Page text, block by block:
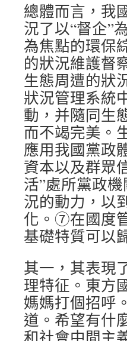
總體而言，我
況了以“督企”
為焦點的環保
的狀況維護督
生態周遭的狀
狀況管理系統
動，并隨同生
而不竭完美。
應用我國黨政
資本以及群眾
活”處所黨政
況的動力，以
化。⑦在國度
基礎特質可以
其一，其表現
理特征。東方
媽媽打個招呼
道。希望有什
和社會中間主